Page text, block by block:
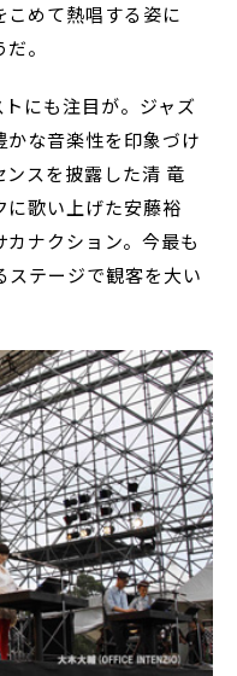
こめて熱唱する姿に
。
にも注目が。ジャズ
かな音楽性を印象づけ
スを披露した清 竜
に歌い上げた安藤裕
ナクション。今最も
ステージで観客を大い